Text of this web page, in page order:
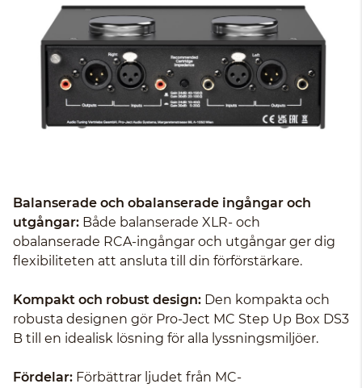
Balanserade och obalanserade ingångar och
utgångar: Både balanserade XLR- och
obalanserade RCA-ingångar och utgångar ger dig
flexibiliteten att ansluta till din förförstärkare.
Kompakt och robust design: Den kompakta och
robusta designen gör Pro-Ject MC Step Up Box DS3
B till en idealisk lösning för alla lyssningsmiljöer.
Fördelar: Förbättrar ljudet från MC-